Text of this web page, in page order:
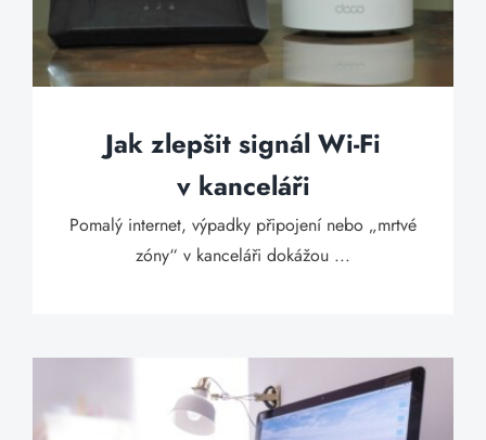
Jak zlepšit signál Wi-Fi
v kanceláři
Pomalý internet, výpadky připojení nebo „mrtvé
zóny“ v kanceláři dokážou ...